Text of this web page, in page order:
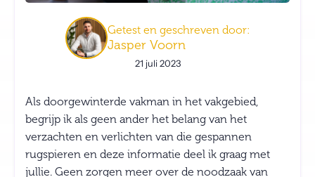
Getest en geschreven door:
Jasper Voorn
21 juli 2023
Als doorgewinterde vakman in het vakgebied,
begrijp ik als geen ander het belang van het
verzachten en verlichten van die gespannen
rugspieren en deze informatie deel ik graag met
jullie. Geen zorgen meer over de noodzaak van